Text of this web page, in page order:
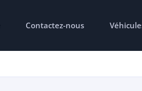
Contactez-nous